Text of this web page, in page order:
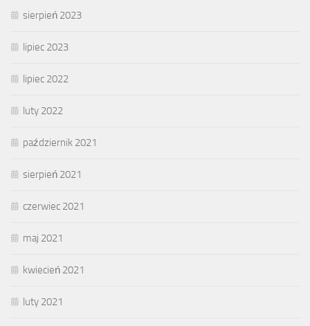
sierpień 2023
lipiec 2023
lipiec 2022
luty 2022
październik 2021
sierpień 2021
czerwiec 2021
maj 2021
kwiecień 2021
luty 2021